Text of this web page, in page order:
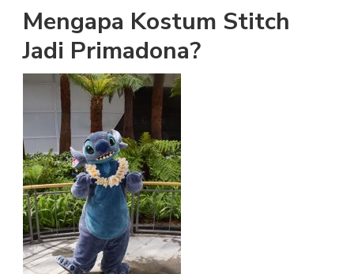
Mengapa Kostum Stitch
Jadi Primadona?